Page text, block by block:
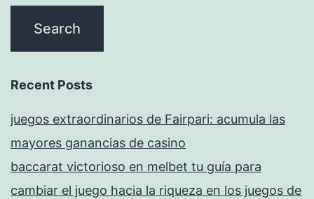
Recent Posts
juegos extraordinarios de Fairpari: acumula las
mayores ganancias de casino
baccarat victorioso en melbet tu guía para
cambiar el juego hacia la riqueza en los juegos de